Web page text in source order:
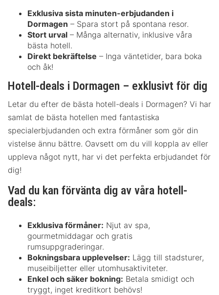
Exklusiva sista minuten-erbjudanden i
Dormagen – Spara stort på spontana resor.
Stort urval – Många alternativ, inklusive våra
bästa hotell.
Direkt bekräftelse – Inga väntetider, bara boka
och åk!
Hotell-deals i Dormagen – exklusivt för dig
Letar du efter de bästa hotell-deals i Dormagen? Vi har
samlat de bästa hotellen med fantastiska
specialerbjudanden och extra förmåner som gör din
vistelse ännu bättre. Oavsett om du vill koppla av eller
uppleva något nytt, har vi det perfekta erbjudandet för
dig!
Vad du kan förvänta dig av våra hotell-
deals:
Exklusiva förmåner: Njut av spa,
gourmetmiddagar och gratis
rumsuppgraderingar.
Bokningsbara upplevelser: Lägg till stadsturer,
museibiljetter eller utomhusaktiviteter.
Enkel och säker bokning: Betala smidigt och
tryggt, inget kreditkort behövs!